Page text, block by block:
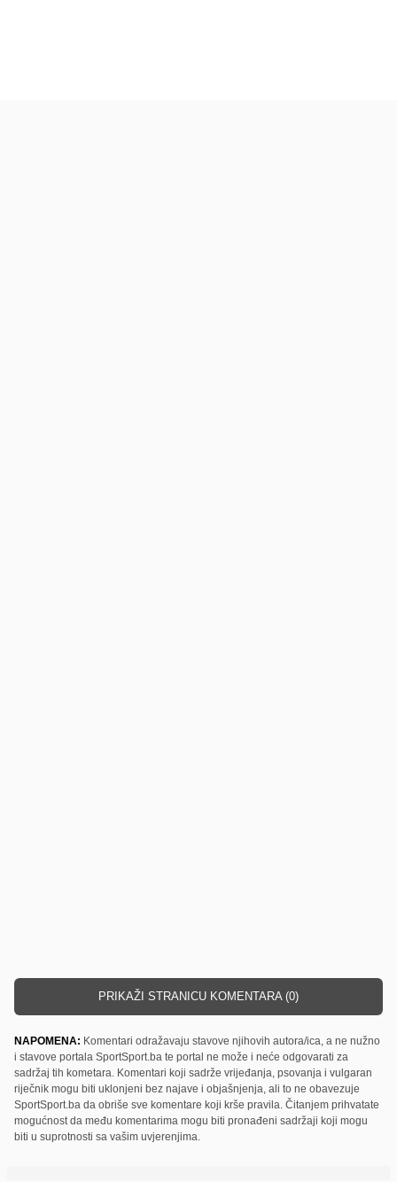
PRIKAŽI STRANICU KOMENTARA (0)
NAPOMENA: Komentari odražavaju stavove njihovih autora/ica, a ne nužno
i stavove portala SportSport.ba te portal ne može i neće odgovarati za
sadržaj tih kometara. Komentari koji sadrže vrijeđanja, psovanja i vulgaran
riječnik mogu biti uklonjeni bez najave i objašnjenja, ali to ne obavezuje
SportSport.ba da obriše sve komentare koji krše pravila. Čitanjem prihvatate
mogućnost da među komentarima mogu biti pronađeni sadržaji koji mogu
biti u suprotnosti sa vašim uvjerenjima.